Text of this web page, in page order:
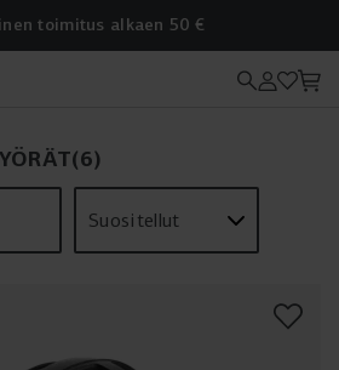
toimitus alkaen 50 €
(6)